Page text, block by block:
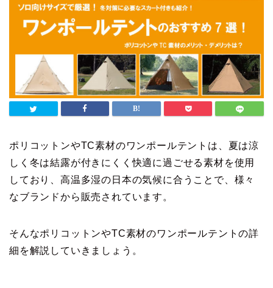
ポリコットンやTC素材のワンポールテントは、夏は涼
しく冬は結露が付きにくく快適に過ごせる素材を使用
しており、高温多湿の日本の気候に合うことで、様々
なブランドから販売されています。
そんなポリコットンやTC素材のワンポールテントの詳
細を解説していきましょう。